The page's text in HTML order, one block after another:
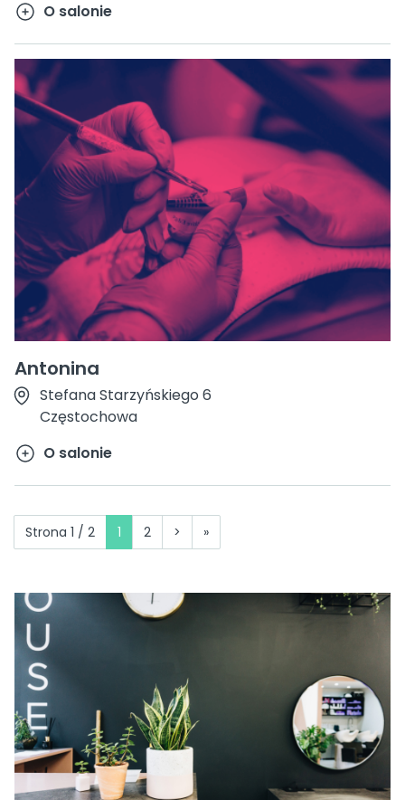
O salonie
Antonina
Stefana Starzyńskiego 6
Częstochowa
O salonie
Strona 1 / 2 1 2 > »